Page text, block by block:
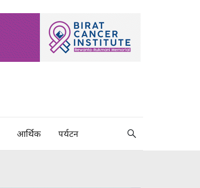
आर्थिक पर्यटन